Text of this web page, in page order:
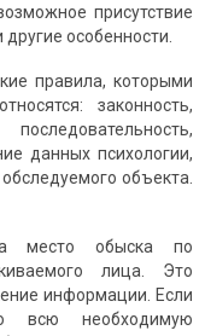
присутствие
особенности.
правила, которыми
законность,
данных психологии,
объекта.
место обыска по
лица. Это
информации. Если
всю необходимую